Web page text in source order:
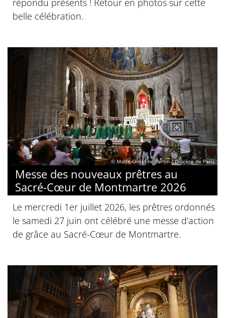
répondu présents ! Retour en photos sur cette
belle célébration.
© Marie-Christine Bertin / Diocèse de Paris
Messe des nouveaux prêtres au
Sacré-Cœur de Montmartre 2026
Le mercredi 1er juillet 2026, les prêtres ordonnés
le samedi 27 juin ont célébré une messe d’action
de grâce au Sacré-Cœur de Montmartre.